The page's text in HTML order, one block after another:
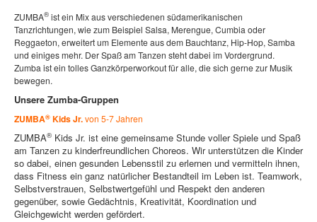
ZUMBA® ist ein Mix aus verschiedenen südamerikanischen
Tanzrichtungen, wie zum Beispiel Salsa, Merengue, Cumbia oder
Reggaeton, erweitert um Elemente aus dem Bauchtanz, Hip-Hop, Samba
und einiges mehr. Der Spaß am Tanzen steht dabei im Vordergrund.
Zumba ist ein tolles Ganzkörperworkout für alle, die sich gerne zur Musik
bewegen.
Unsere Zumba-Gruppen
ZUMBA® Kids Jr.von 5-7 Jahren
ZUMBA® Kids Jr. ist eine gemeinsame Stunde voller Spiele und Spaß
am Tanzen zu kinderfreundlichen Choreos. Wir unterstützen die Kinder
so dabei, einen gesunden Lebensstil zu erlernen und vermitteln ihnen,
dass Fitness ein ganz natürlicher Bestandteil im Leben ist. Teamwork,
Selbstverstrauen, Selbstwertgefühl und Respekt den anderen
gegenüber, sowie Gedächtnis, Kreativität, Koordination und
Gleichgewicht werden gefördert.